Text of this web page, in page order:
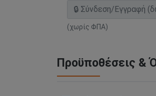
(χωρίς ΦΠΑ)
Προϋποθέσεις &